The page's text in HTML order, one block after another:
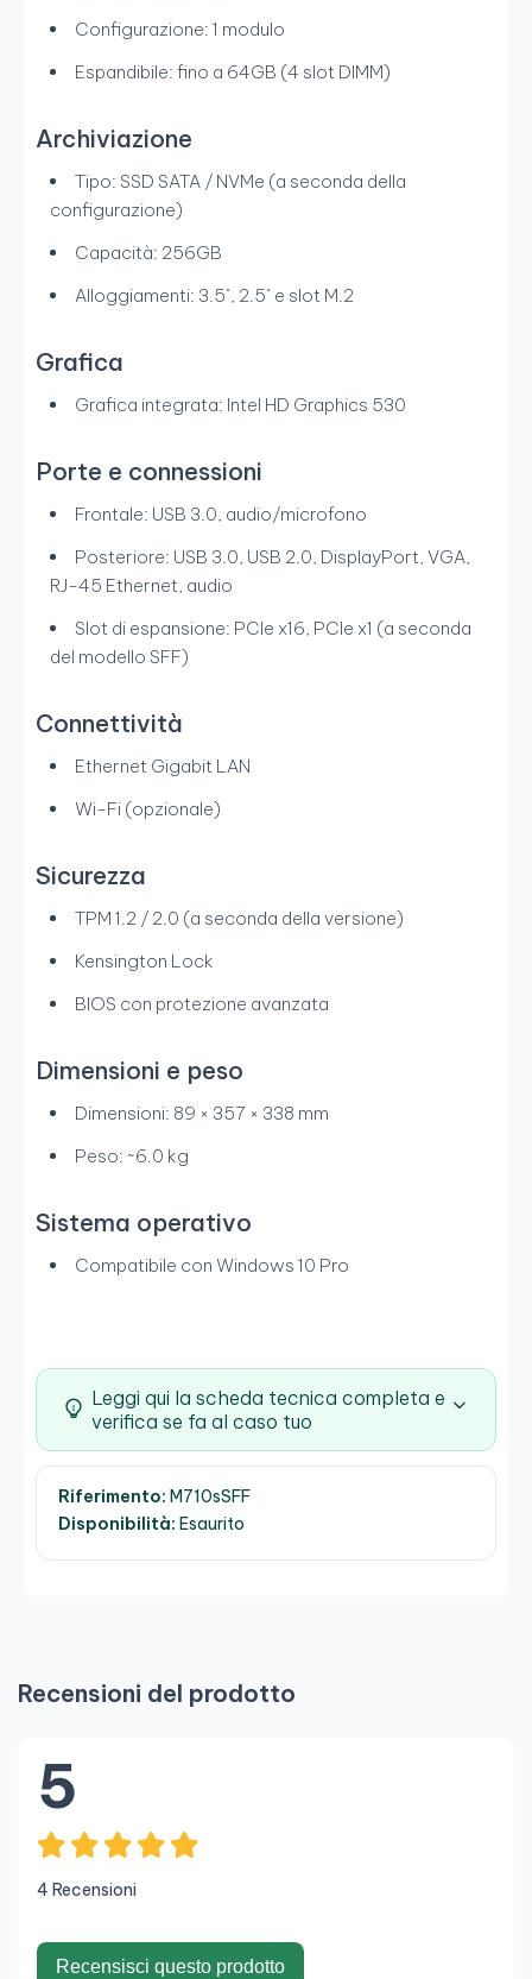
Configurazione: 1 modulo
Espandibile: fino a 64GB (4 slot DIMM)
Archiviazione
Tipo: SSD SATA / NVMe (a seconda della
configurazione)
Capacità: 256GB
Alloggiamenti: 3.5", 2.5" e slot M.2
Grafica
Grafica integrata: Intel HD Graphics 530
Porte e connessioni
Frontale: USB 3.0, audio/microfono
Posteriore: USB 3.0, USB 2.0, DisplayPort, VGA,
RJ-45 Ethernet, audio
Slot di espansione: PCIe x16, PCIe x1 (a seconda
del modello SFF)
Connettività
Ethernet Gigabit LAN
Wi-Fi (opzionale)
Sicurezza
TPM 1.2 / 2.0 (a seconda della versione)
Kensington Lock
BIOS con protezione avanzata
Dimensioni e peso
Dimensioni: 89 × 357 × 338 mm
Peso: ~6.0 kg
Sistema operativo
Compatibile con Windows 10 Pro
Leggi qui la scheda tecnica completa e
verifica se fa al caso tuo
Riferimento: M710sSFF
Disponibilità: Esaurito
Recensioni del prodotto
5
4 Recensioni
Recensisci questo prodotto